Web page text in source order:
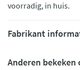
voorradig, in huis.
Fabrikant
Anderen bekeken